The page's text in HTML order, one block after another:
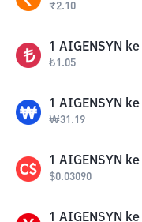
₹2.10
1 AIGENSYN ke
₺1.05
1 AIGENSYN ke
₩31.19
1 AIGENSYN ke
$0.03090
1 AIGENSYN ke